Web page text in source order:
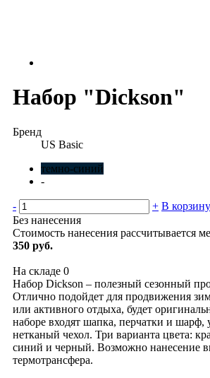
Набор "Dickson"
Бренд
US Basic
темно-синий
-
- + В корзину
Без нанесения
Стоимость нанесения рассчитывается
350 руб.
На складе 0
Набор Dickson – полезный сезонный
Отлично подойдет для продвижения
или активного отдыха, будет
наборе входят шапка, перчатки и шарф,
нетканый чехол. Три варианта цвета:
синий и черный. Возможно нанесение
термотрансфера.